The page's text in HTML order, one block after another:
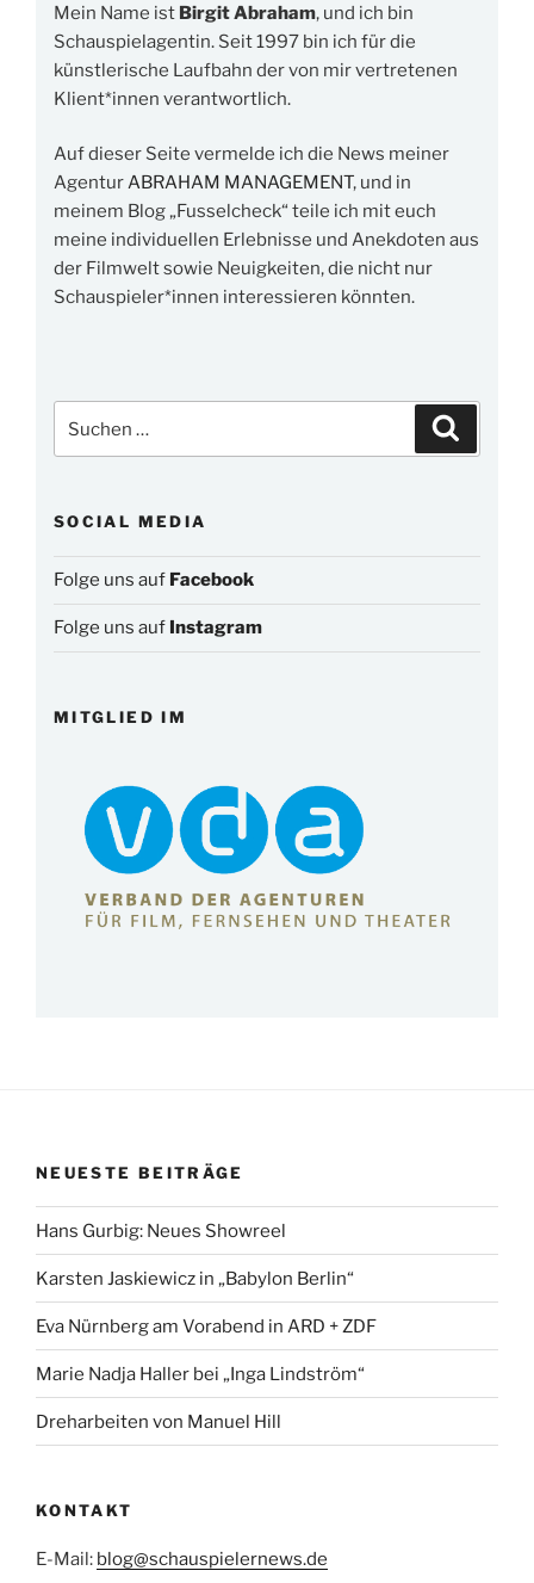
Mein Name ist Birgit Abraham, und ich bin
Schauspielagentin. Seit 1997 bin ich für die
künstlerische Laufbahn der von mir vertretenen
Klient*innen verantwortlich.
Auf dieser Seite vermelde ich die News meiner
AgenturABRAHAM MANAGEMENT, und in
meinem Blog „Fusselcheck“ teile ich mit euch
meine individuellen Erlebnisse und Anekdoten aus
der Filmwelt sowie Neuigkeiten, die nicht nur
Schauspieler*innen interessieren könnten.
nach:
SOCIAL MEDIA
Folge uns auf Facebook
Folge uns auf Instagram
MITGLIED IM
NEUESTE BEITRÄGE
Hans Gurbig: Neues Showreel
Karsten Jaskiewicz in „Babylon Berlin“
Eva Nürnberg am Vorabend in ARD + ZDF
Marie Nadja Haller bei „Inga Lindström“
Dreharbeiten von Manuel Hill
KONTAKT
E-Mail: blog@schauspielernews.de